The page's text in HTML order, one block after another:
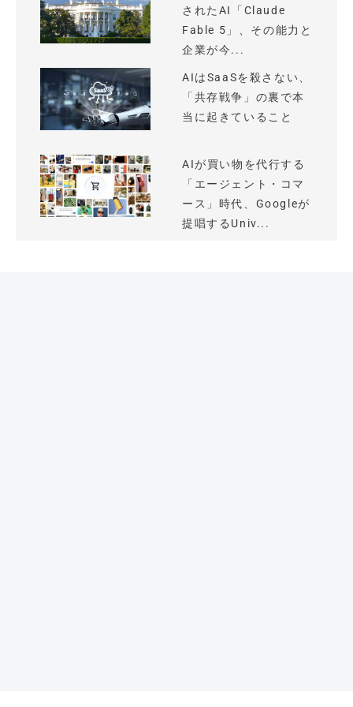
されたAI「Claude
Fable 5」、その能力と
企業が今...
AIはSaaSを殺さない、
「共存戦争」の裏で本
当に起きていること
AIが買い物を代行する
「エージェント・コマ
ース」時代、Googleが
提唱するUniv...